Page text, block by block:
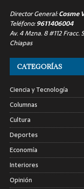
Director General:Cosme
Teléfono:9611406004
Av. 4 Mzna. 8 #112
Chiapas
CATEGORÍAS
Ciencia y Tecnología
Columnas
Cultura
Deportes
Economía
Interiores
Opinión